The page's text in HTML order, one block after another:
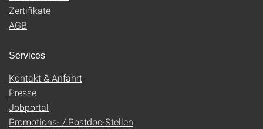
Zertifikate
AGB
Services
Kontakt & Anfahrt
Presse
Jobportal
Promotions- / Postdoc-Stellen